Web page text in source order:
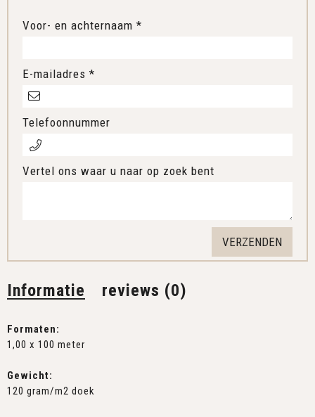
Informatie reviews (0)
Formaten:
1,00 x 100 meter
Gewicht:
120 gram/m2 doek
Voor- en achternaam *
E-mailadres *
Telefoonnummer
Vertel ons waar u naar op zoek bent